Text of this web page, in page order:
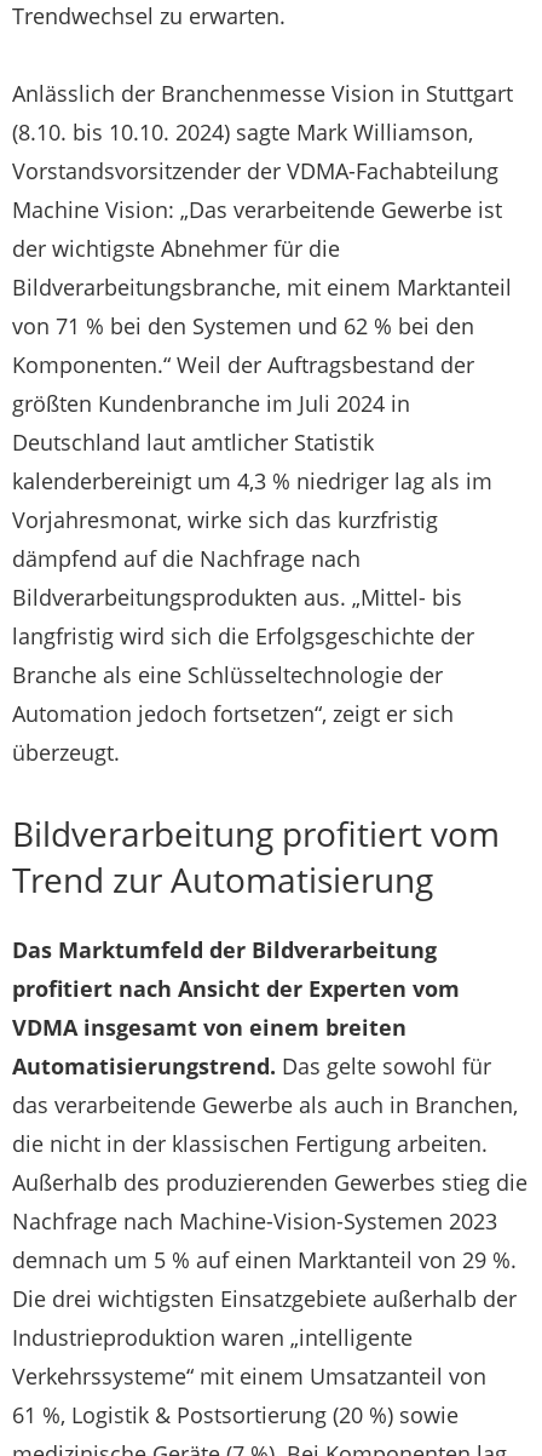
Trendwechsel zu erwarten.
Anlässlich der Branchenmesse Vision in Stuttgart
(8.10. bis 10.10. 2024) sagte Mark Williamson,
Vorstandsvorsitzender der VDMA-Fachabteilung
Machine Vision: „Das verarbeitende Gewerbe ist
der wichtigste Abnehmer für die
Bildverarbeitungsbranche, mit einem Marktanteil
von 71 % bei den Systemen und 62 % bei den
Komponenten.“ Weil der Auftragsbestand der
größten Kundenbranche im Juli 2024 in
Deutschland laut amtlicher Statistik
kalenderbereinigt um 4,3 % niedriger lag als im
Vorjahresmonat, wirke sich das kurzfristig
dämpfend auf die Nachfrage nach
Bildverarbeitungsprodukten aus. „Mittel- bis
langfristig wird sich die Erfolgsgeschichte der
Branche als eine Schlüsseltechnologie der
Automation jedoch fortsetzen“, zeigt er sich
überzeugt.
Bildverarbeitung profitiert vom
Trend zur Automatisierung
Das Marktumfeld der Bildverarbeitung
profitiert nach Ansicht der Experten vom
VDMA insgesamt von einem breiten
Automatisierungstrend. Das gelte sowohl für
das verarbeitende Gewerbe als auch in Branchen,
die nicht in der klassischen Fertigung arbeiten.
Außerhalb des produzierenden Gewerbes stieg die
Nachfrage nach Machine-Vision-Systemen 2023
demnach um 5 % auf einen Marktanteil von 29 %.
Die drei wichtigsten Einsatzgebiete außerhalb der
Industrieproduktion waren „intelligente
Verkehrssysteme“ mit einem Umsatzanteil von
61 %, Logistik & Postsortierung (20 %) sowie